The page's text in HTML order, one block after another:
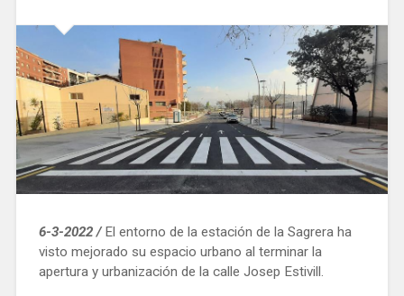
6-3-2022 / El entorno de la estación de la Sagrera ha
visto mejorado su espacio urbano al terminar la
apertura y urbanización de la calle Josep Estivill.